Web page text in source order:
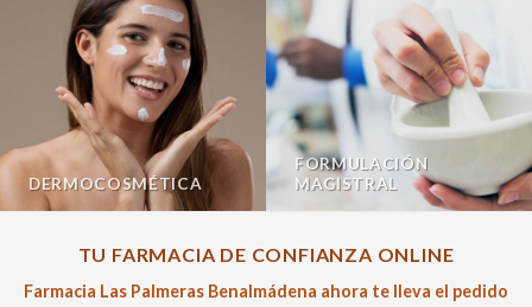
DERMOCOSMÉTICA
FORMULACIÓN
MAGISTRAL
TU FARMACIA DE CONFIANZA ONLINE
Farmacia Las Palmeras Benalmádena ahora te lleva el pedido